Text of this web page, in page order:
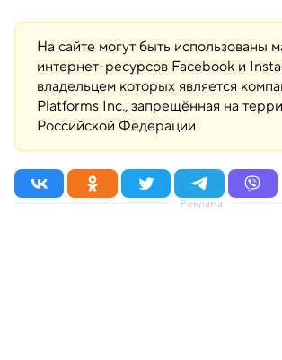
На сайте могут быть использованы
интернет-ресурсов Facebook и
владельцем которых является
Platforms Inc., запрещённая на
Российской Федерации
Реклама